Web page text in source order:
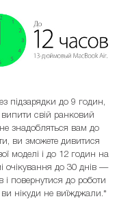
підзарядки до 9 годин,
свій ранковий
знадобляться вам до
ви зможете дивитися
моделі і до 12 годин на
очікування до 30 днів —
повернутися до роботи
нікуди не виїжджали.*